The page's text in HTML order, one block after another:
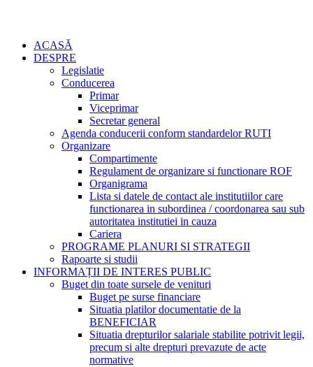
ACASĂ
DESPRE
Legislatie
Conducerea
Primar
Viceprimar
Secretar general
Agenda conducerii conform standardelor RUTI
Organizare
Compartimente
Regulament de organizare si functionare ROF
Organigrama
Lista si datele de contact ale institutiilor care
functionarea in subordinea / coordonarea sau sub
autoritatea institutiei in cauza
Cariera
PROGRAME PLANURI SI STRATEGII
Rapoarte si studii
INFORMAȚII DE INTERES PUBLIC
Buget din toate sursele de venituri
Buget pe surse financiare
Situatia platilor documentatie de la
BENEFICIAR
Situatia drepturilor salariale stabilite potrivit legii,
precum si alte drepturi prevazute de acte
normative